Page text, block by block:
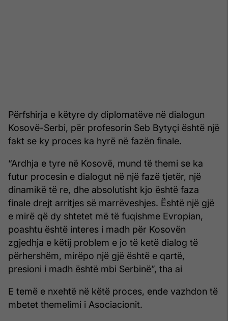
Përfshirja e këtyre dy diplomatëve në dialogun
Kosovë-Serbi, për profesorin Seb Bytyçi është një
fakt se ky proces ka hyrë në fazën finale.
“Ardhja e tyre në Kosovë, mund të themi se ka
futur procesin e dialogut në një fazë tjetër, një
dinamikë të re, dhe absolutisht kjo është faza
finale drejt arritjes së marrëveshjes. Është një gjë
e mirë që dy shtetet më të fuqishme Evropian,
poashtu është interes i madh për Kosovën
zgjedhja e këtij problem e jo të ketë dialog të
përhershëm, mirëpo një gjë është e qartë,
presioni i madh është mbi Serbinë”, tha ai
E temë e nxehtë në këtë proces, ende vazhdon të
mbetet themelimi i Asociacionit.